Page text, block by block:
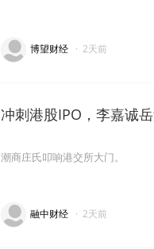
博望财经 · 2天前
冲刺港股IPO，李嘉诚
潮商庄氏叩响港交所大门。
融中财经 · 2天前